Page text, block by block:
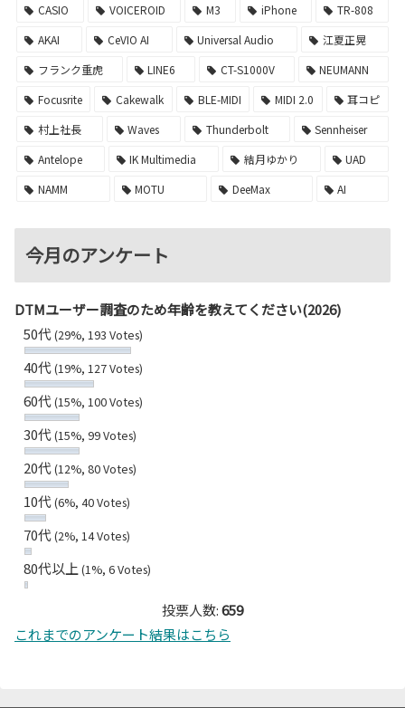
CASIO
VOICEROID M3 iPhone
TR-808
AKAI
CeVIO AI Universal Audio
江夏正晃
フランク重虎
LINE6 CT-S1000V
NEUMANN
Focusrite
Cakewalk BLE-MIDI MIDI 2.0
耳コピ
村上社長
Waves Thunderbolt
Sennheiser
Antelope
IK Multimedia 結月ゆかり
UAD
NAMM
MOTU DeeMax AI
今月のアンケート
DTMユーザー調査のため年齢を教えてください(2026)
50代(29%, 193 Votes)
40代(19%, 127 Votes)
60代(15%, 100 Votes)
30代(15%, 99 Votes)
20代(12%, 80 Votes)
10代(6%, 40 Votes)
70代(2%, 14 Votes)
80代以上 (1%, 6 Votes)
投票人数:659
これまでのアンケート結果はこちら